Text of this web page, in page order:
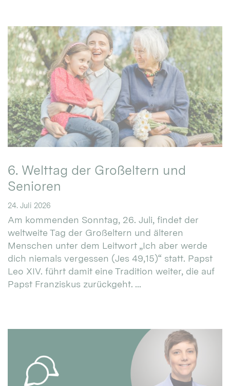
6. Welttag der Großeltern und
Senioren
24. Juli 2026
Am kommenden Sonntag, 26. Juli, findet der
weltweite Tag der Großeltern und älteren
Menschen unter dem Leitwort „Ich aber werde
dich niemals vergessen (Jes 49,15)“ statt. Papst
Leo XIV. führt damit eine Tradition weiter, die auf
Papst Franziskus zurückgeht. ...